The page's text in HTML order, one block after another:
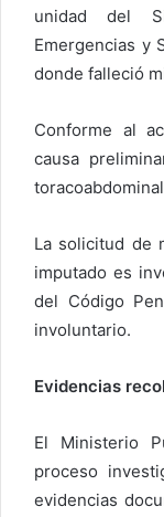
unidad del
Emergencias y
donde falleció
Conforme al
causa
La solicitud de
imputado es
del Código
involuntario.
Evidencias
El Ministerio
proceso
evidencias